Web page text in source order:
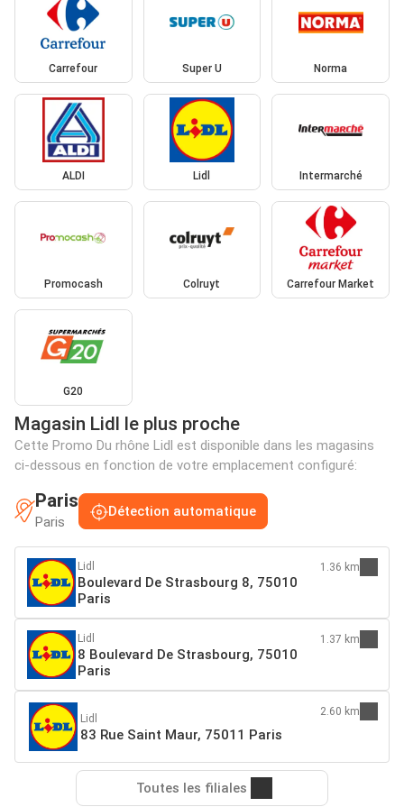
Carrefour Super U Norma
ALDI Lidl Intermarché
Promocash Colruyt Carrefour Market
G20
Magasin Lidl le plus proche
Cette Promo Du rhône Lidl est disponible dans les magasins
ci-dessous en fonction de votre emplacement configuré:
Paris
Paris
Détection automatique
Lidl
Boulevard De Strasbourg 8, 75010
Paris
1.36 km
Lidl
8 Boulevard De Strasbourg, 75010
Paris
1.37 km
Lidl
83 Rue Saint Maur, 75011 Paris
2.60 km
Toutes les filiales